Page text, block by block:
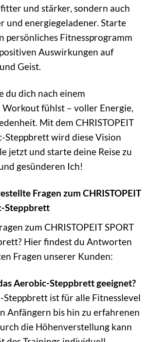
und stärker, sondern auch
und energiegeladener. Starte
persönliches Fitnessprogramm
Auswirkungen auf
Geist.
du dich nach einem
Workout fühlst – voller Energie,
Mit dem CHRISTOPEIT
Steppbrett wird diese Vision
jetzt und starte deine Reise zu
gesünderen Ich!
Fragen zum CHRISTOPEIT
Steppbrett
zum CHRISTOPEIT SPORT
Hier findest du Antworten
Fragen unserer Kunden:
Aerobic-Steppbrett geeignet?
Steppbrett ist für alle Fitnesslevel
Anfängern bis hin zu erfahrenen
die Höhenverstellung kann